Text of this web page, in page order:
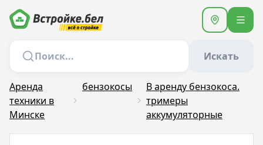
Искать
Аренда
техники в
Минске
бензокосы
В аренду бензокоса.
тримеры
аккумуляторные